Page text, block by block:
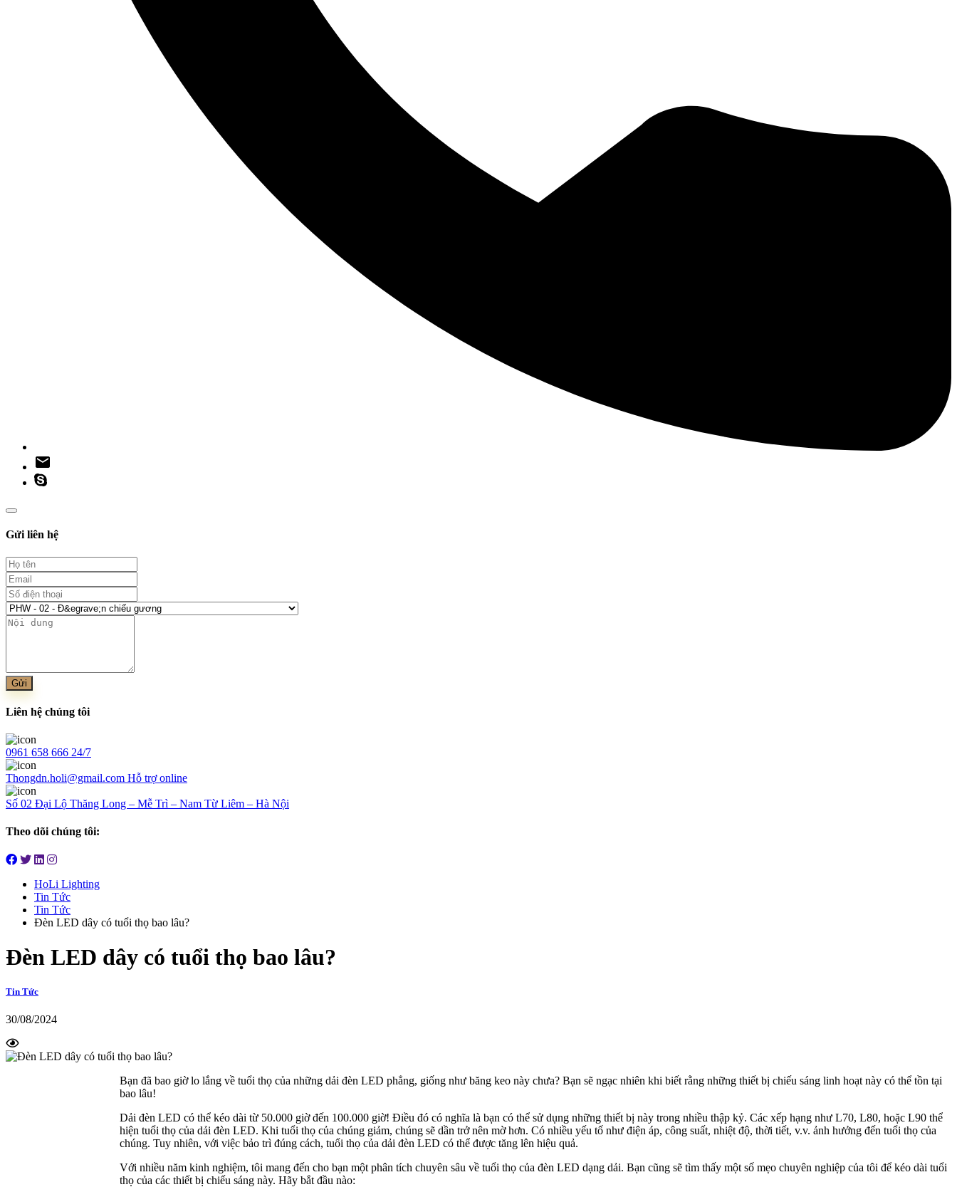
Gửi liên hệ
Gửi
Liên hệ chúng tôi
0961 658 666 24/7
Thongdn.holi@gmail.com Hỗ trợ online
Số 02 Đại Lộ Thăng Long – Mễ Trì – Nam Từ Liêm – Hà Nội
Theo dõi chúng tôi:
HoLi Lighting
Tin Tức
Tin Tức
Đèn LED dây có tuổi thọ bao lâu?
Đèn LED dây có tuổi thọ bao lâu?
Tin Tức
30/08/2024
Bạn đã bao giờ lo lắng về tuổi thọ của những dải đèn LED phẳng, giống như băng keo này chưa? Bạn sẽ ngạc nhiên khi biết rằng những thiết bị chiếu sáng linh hoạt này có thể tồn tại
bao lâu!
Dải đèn LED có thể kéo dài từ 50.000 giờ đến 100.000 giờ! Điều đó có nghĩa là bạn có thể sử dụng những thiết bị này trong nhiều thập kỷ. Các xếp hạng như L70, L80, hoặc L90 thể
hiện tuổi thọ của dải đèn LED. Khi tuổi thọ của chúng giảm, chúng sẽ dần trở nên mờ hơn. Có nhiều yếu tố như điện áp, công suất, nhiệt độ, thời tiết, v.v. ảnh hưởng đến tuổi thọ của
chúng. Tuy nhiên, với việc bảo trì đúng cách, tuổi thọ của dải đèn LED có thể được tăng lên hiệu quả.
Với nhiều năm kinh nghiệm, tôi mang đến cho bạn một phân tích chuyên sâu về tuổi thọ của đèn LED dạng dải. Bạn cũng sẽ tìm thấy một số mẹo chuyên nghiệp của tôi để kéo dài tuổi
thọ của các thiết bị chiếu sáng này. Hãy bắt đầu nào: